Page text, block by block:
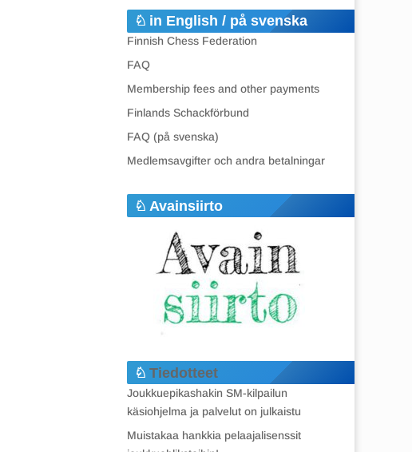
in English / på svenska
Finnish Chess Federation
FAQ
Membership fees and other payments
Finlands Schackförbund
FAQ (på svenska)
Medlemsavgifter och andra betalningar
Avainsiirto
Tiedotteet
Joukkuepikashakin SM-kilpailun
käsiohjelma ja palvelut on julkaistu
Muistakaa hankkia pelaajalisenssit